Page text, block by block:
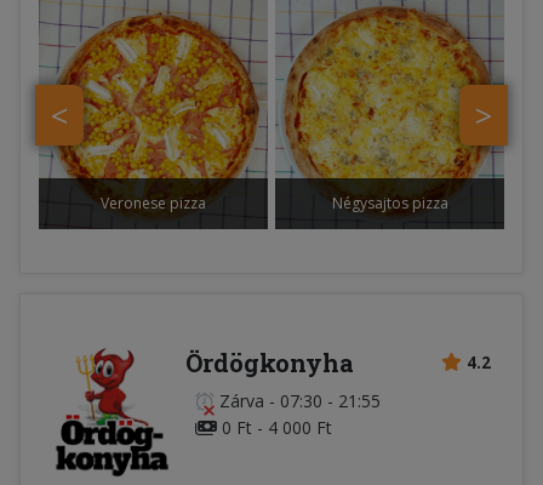
>
<
Veronese pizza Négysajtos pizza
4.2
Ördögkonyha
Zárva - 07:30 - 21:55
0 Ft - 4 000 Ft